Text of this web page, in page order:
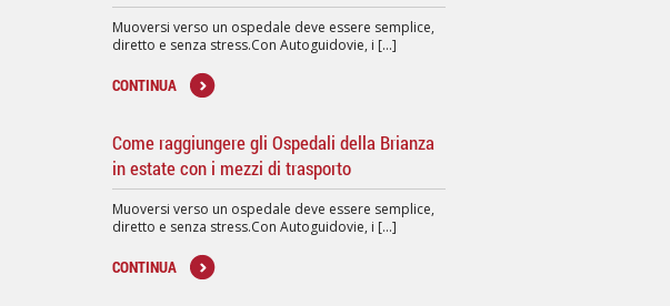
Muoversi verso un ospedale deve essere semplice,
diretto e senza stress.Con Autoguidovie, i [...]
CONTINUA
Come raggiungere gli Ospedali della Brianza
in estate con i mezzi di trasporto
Muoversi verso un ospedale deve essere semplice,
diretto e senza stress.Con Autoguidovie, i [...]
CONTINUA